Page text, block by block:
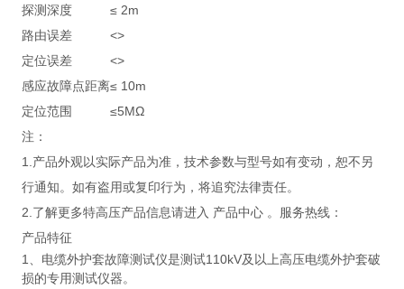
探测深度
≤ 2m
路由误差
<>
定位误差
<>
感应故障点距离≤ 10m
定位范围
≤5MΩ
注：
1.产品外观以实际产品为准，技术参数与型号如有变动，恕不另
行通知。如有盗用或复印行为，将追究法律责任。
2.了解更多特高压产品信息请进入 产品中心 。服务热线：
产品特征
1、电缆外护套故障测试仪是测试110kV及以上高压电缆外护套破
损的专用测试仪器。